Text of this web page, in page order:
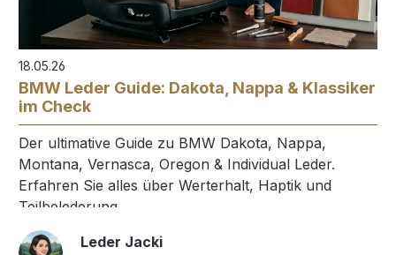
18.05.26
BMW Leder Guide: Dakota, Nappa & Klassiker
im Check
Der ultimative Guide zu BMW Dakota, Nappa,
Montana, Vernasca, Oregon & Individual Leder.
Erfahren Sie alles über Werterhalt, Haptik und
Teilbelederung.
Leder Jacki